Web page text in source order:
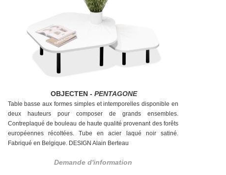
OBJECTEN - PENTAGONE
Table basse aux formes simples et intemporelles disponible en
deux hauteurs pour composer de grands ensembles.
Contreplaqué de bouleau de haute qualité provenant des forêts
européennes récoltées. Tube en acier laqué noir satiné.
Fabriqué en Belgique. DESIGN Alain Berteau
Demande d'information